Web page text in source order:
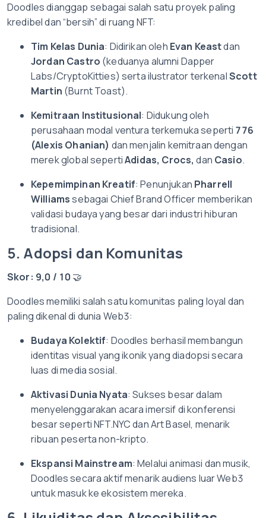
Doodles dianggap sebagai salah satu proyek paling
kredibel dan “bersih” di ruang NFT:
Tim Kelas Dunia: Didirikan oleh Evan Keastdan
Jordan Castro (keduanya alumni Dapper
Labs/CryptoKitties) serta ilustrator terkenalScott
Martin (Burnt Toast).
Kemitraan Institusional: Didukung oleh
perusahaan modal ventura terkemuka seperti 776
(Alexis Ohanian) dan menjalin kemitraan dengan
merek global sepertiAdidas, Crocs, dan Casio.
Kepemimpinan Kreatif: Penunjukan Pharrell
Williamssebagai Chief Brand Officer memberikan
validasi budaya yang besar dari industri hiburan
tradisional.
5. Adopsi dan Komunitas
Skor: 9,0 / 10 🤝
Doodles memiliki salah satu komunitas paling loyal dan
paling dikenal di dunia Web3:
Budaya Kolektif: Doodles berhasil membangun
identitas visual yang ikonik yang diadopsi secara
luas di media sosial.
Aktivasi Dunia Nyata: Sukses besar dalam
menyelenggarakan acara imersif di konferensi
besar seperti NFT.NYC dan Art Basel, menarik
ribuan peserta non-kripto.
Ekspansi Mainstream: Melalui animasi dan musik,
Doodles secara aktif menarik audiens luar Web3
untuk masuk ke ekosistem mereka.